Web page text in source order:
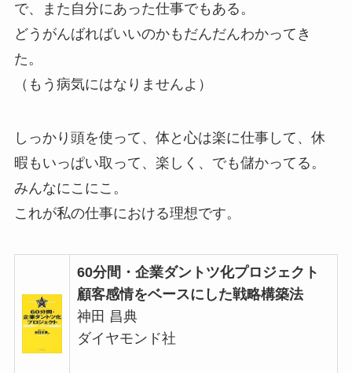
で、また自分にあった仕事でもある。
どうがんばればいいのかもだんだんわかってき
た。
（もう病気にはなりませんよ）
しっかり頭を使って、体と心は楽に仕事して、休
暇もいっぱい取って、楽しく、でも儲かってる。
みんなにこにこ。
これが私の仕事における理想です。
60分間・企業ダントツ化プロジェクト
顧客感情をベースにした戦略構築法
神田 昌典
ダイヤモンド社